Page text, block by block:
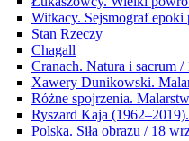
Witkacy. Sejsmograf epoki
Stan Rzeczy
Chagall
Cranach. Natura i sacrum
Xawery Dunikowski.
Różne spojrzenia.
Ryszard Kaja
Polska. Siła obrazu / 18